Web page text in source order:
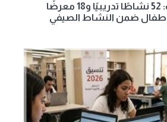
رئيس قطاع المتاحف: 52 نشاطًا تدريبيًا و18 معرضًا
للأطفال ضمن النشاط الصيفي